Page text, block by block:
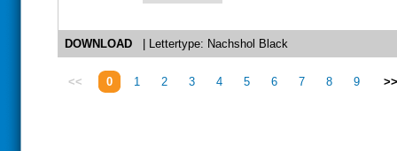
DOWNLOAD | Lettertype: Nachshol Black
<< 0 1 2 3 4 5 6 7 8 9 >>